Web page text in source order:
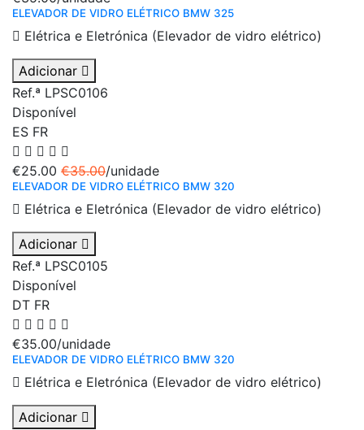
ELEVADOR DE VIDRO ELÉTRICO BMW 325
Elétrica e Eletrónica (Elevador de vidro elétrico)
Adicionar
Ref.ª LPSC0106
Disponível
ES FR
€25.00 €35.00/unidade
ELEVADOR DE VIDRO ELÉTRICO BMW 320
Elétrica e Eletrónica (Elevador de vidro elétrico)
Adicionar
Ref.ª LPSC0105
Disponível
DT FR
€35.00/unidade
ELEVADOR DE VIDRO ELÉTRICO BMW 320
Elétrica e Eletrónica (Elevador de vidro elétrico)
Adicionar